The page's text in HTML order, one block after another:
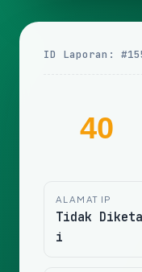
ID Laporan:
40
ALAMAT IP
Tidak
i